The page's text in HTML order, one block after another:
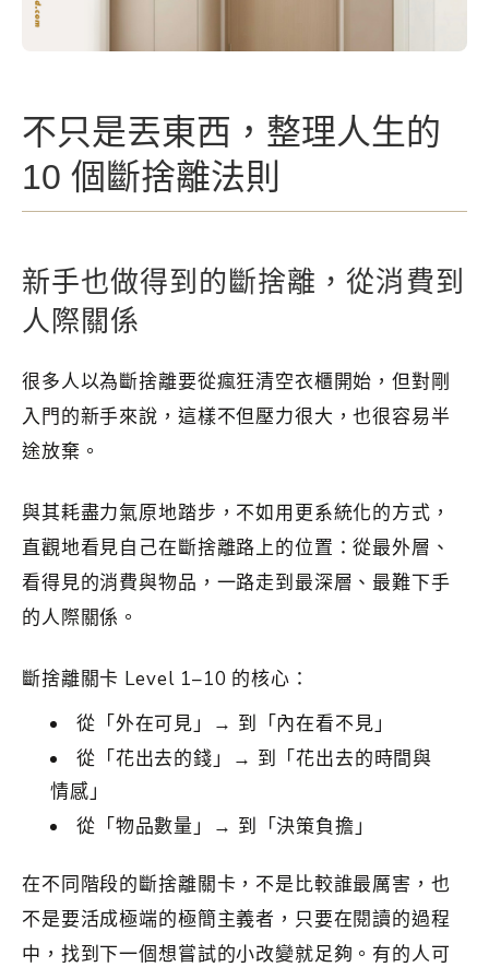
不只是丟東西，整理人生的
10 個斷捨離法則
新手也做得到的斷捨離，從消費到
人際關係
很多人以為斷捨離要從瘋狂清空衣櫃開始，但對剛
入門的新手來說，這樣不但壓力很大，也很容易半
途放棄。
與其耗盡力氣原地踏步，不如用更系統化的方式，
直觀地看見自己在斷捨離路上的位置：從最外層、
看得見的消費與物品，一路走到最深層、最難下手
的人際關係。
斷捨離關卡 Level 1–10 的核心：
從「外在可見」→ 到「內在看不見」
從「花出去的錢」→ 到「花出去的時間與
情感」
從「物品數量」→ 到「決策負擔」
在不同階段的斷捨離關卡，不是比較誰最厲害，也
不是要活成極端的極簡主義者，只要在閱讀的過程
中，找到下一個想嘗試的小改變就足夠。有的人可